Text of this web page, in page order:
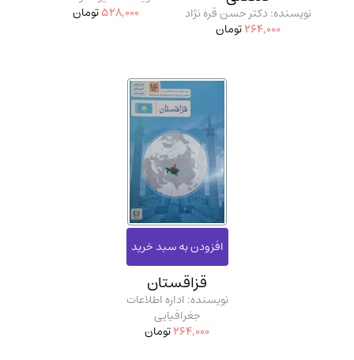
نویسنده: دکتر حسن قره نژاد
264,000تومان
528,000تومان
قزاقستان
نویسنده: اداره اطلاعات
جغرافیایی
264,000تومان